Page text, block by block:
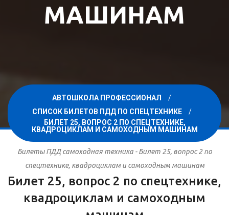
МАШИНАМ
АВТОШКОЛА ПРОФЕССИОНАЛ
СПИСОК БИЛЕТОВ ПДД ПО СПЕЦТЕХНИКЕ
БИЛЕТ 25, ВОПРОС 2 ПО СПЕЦТЕХНИКЕ,
КВАДРОЦИКЛАМ И САМОХОДНЫМ МАШИНАМ
Билеты ПДД самоходная техника - Билет 25, вопрос 2 по
спецтехнике, квадроциклам и самоходным машинам
Билет 25, вопрос 2 по спецтехнике,
квадроциклам и самоходным